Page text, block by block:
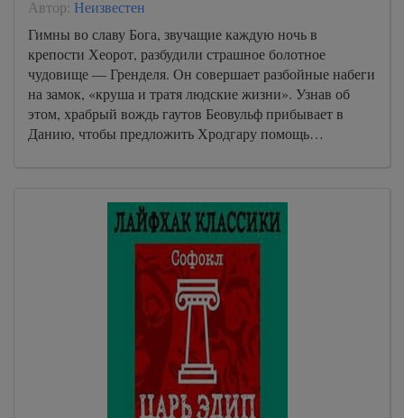
Автор: Неизвестен
Гимны во славу Бога, звучащие каждую ночь в
крепости Хеорот, разбудили страшное болотное
чудовище — Гренделя. Он совершает разбойные набеги
на замок, «круша и тратя людские жизни». Узнав об
этом, храбрый вождь гаутов Беовульф прибывает в
Данию, чтобы предложить Хродгару помощь…